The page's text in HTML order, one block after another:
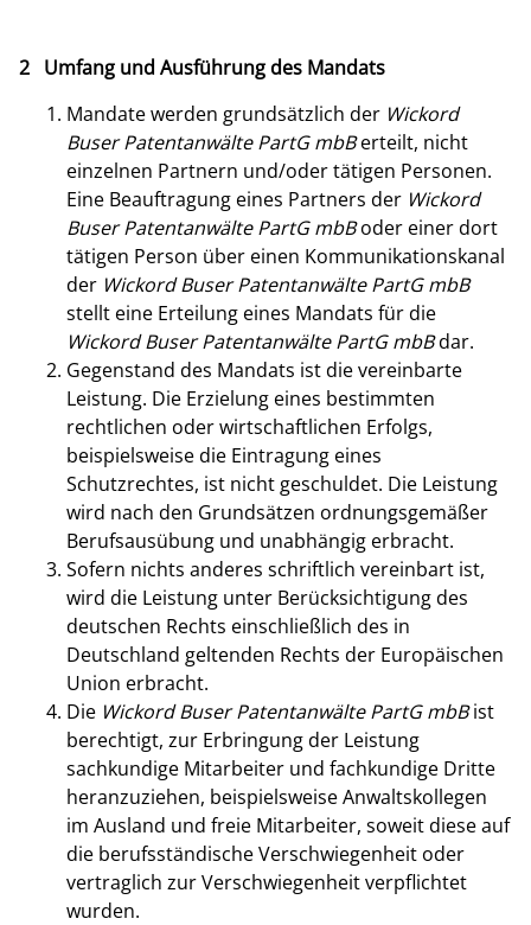
2 Umfang und Ausführung des Mandats
Mandate werden grundsätzlich der Wickord
Buser Patentanwälte PartG mbBerteilt, nicht
einzelnen Partnern und/oder tätigen Personen.
Eine Beauftragung eines Partners der Wickord
Buser Patentanwälte PartG mbBoder einer dort
tätigen Person über einen Kommunikationskanal
der Wickord Buser Patentanwälte PartG mbB
stellt eine Erteilung eines Mandats für die
Wickord Buser Patentanwälte PartG mbBdar.
Gegenstand des Mandats ist die vereinbarte
Leistung. Die Erzielung eines bestimmten
rechtlichen oder wirtschaftlichen Erfolgs,
beispielsweise die Eintragung eines
Schutzrechtes, ist nicht geschuldet. Die Leistung
wird nach den Grundsätzen ordnungsgemäßer
Berufsausübung und unabhängig erbracht.
Sofern nichts anderes schriftlich vereinbart ist,
wird die Leistung unter Berücksichtigung des
deutschen Rechts einschließlich des in
Deutschland geltenden Rechts der Europäischen
Union erbracht.
Die Wickord Buser Patentanwälte PartG mbBist
berechtigt, zur Erbringung der Leistung
sachkundige Mitarbeiter und fachkundige Dritte
heranzuziehen, beispielsweise Anwaltskollegen
im Ausland und freie Mitarbeiter, soweit diese auf
die berufsständische Verschwiegenheit oder
vertraglich zur Verschwiegenheit verpflichtet
wurden.